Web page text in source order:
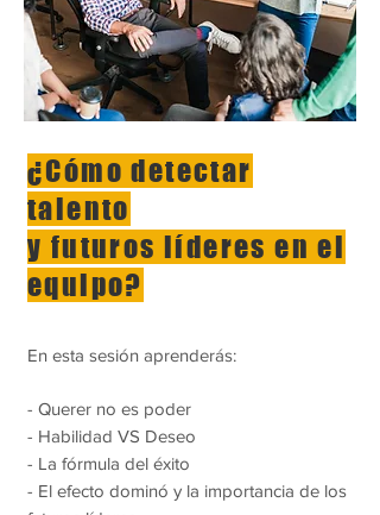
¿Cómo detectar
talento
y futuros líderes en el
equipo?
En esta sesión aprenderás:
- Querer no es poder
- Habilidad VS Deseo
- La fórmula del éxito
- El efecto dominó y la importancia de los